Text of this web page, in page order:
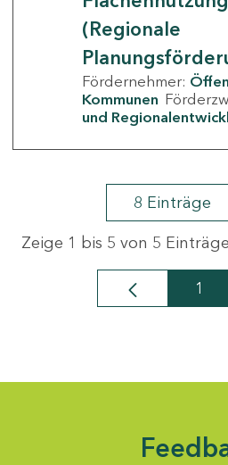
(Regionale
Fördernehmer:
Kommunen
und
8 Einträge
Zeige 1 bis 5 von 5
1